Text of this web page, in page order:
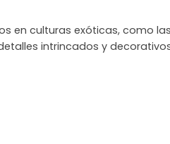
en culturas exóticas, como
intrincados y